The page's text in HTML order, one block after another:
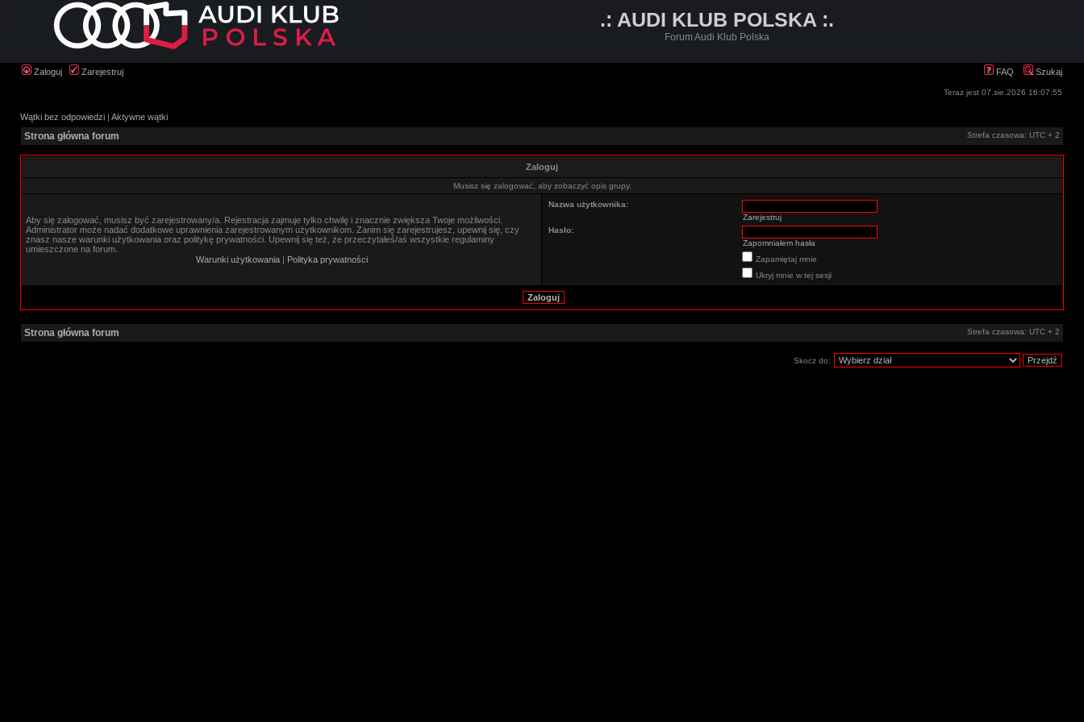
.: AUDI KLUB POLSKA :.
Forum Audi Klub Polska
Zaloguj Zarejestruj FAQ Szukaj
Teraz jest 07.sie.2026 16:07:55
Wątki bez odpowiedzi | Aktywne wątki
Strona główna forum Strefa czasowa: UTC + 2
Zaloguj
Musisz się zalogować, aby zobaczyć opis grupy.
Aby się zalogować, musisz być zarejestrowany/a. Rejestracja zajmuje tylko chwilę i znacznie zwiększa Twoje możliwości.
Administrator może nadać dodatkowe uprawnienia zarejestrowanym użytkownikom. Zanim się zarejestrujesz, upewnij się, czy
znasz nasze warunki użytkowania oraz politykę prywatności. Upewnij się też, że przeczytałeś/aś wszystkie regulaminy
umieszczone na forum.
Warunki użytkowania| Polityka prywatności
Nazwa użytkownika:
Zarejestruj
Hasło:
Zapomniałem hasła
Zapamiętaj mnie
Ukryj mnie w tej sesji
Strona główna forum Strefa czasowa: UTC + 2
Skocz do: